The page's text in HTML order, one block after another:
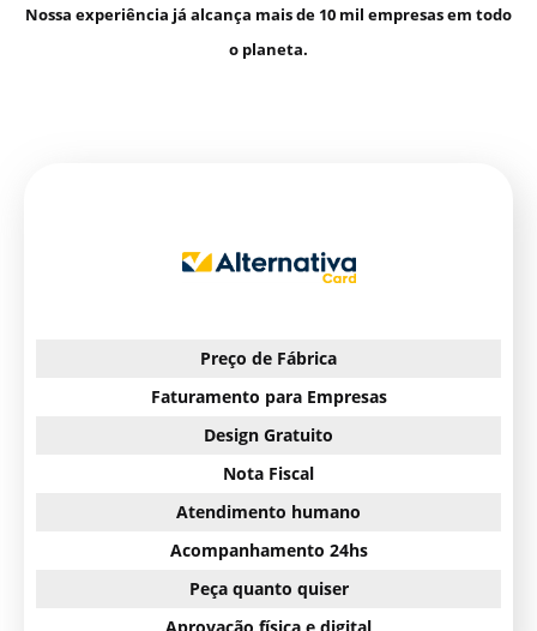
Nossa experiência já alcança mais de 10 mil empresas em todo
o planeta.
Preço de Fábrica
Faturamento para Empresas
Design Gratuito
Nota Fiscal
Atendimento humano
Acompanhamento 24hs
Peça quanto quiser